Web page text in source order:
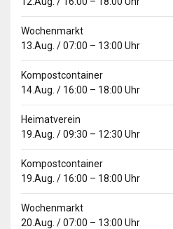
Wochenmarkt
13.Aug. /07:00 – 13:00 Uhr
Kompostcontainer
14.Aug. / 16:00 – 18:00 Uhr
Heimatverein
19.Aug. /09:30 – 12:30 Uhr
Kompostcontainer
19.Aug. / 16:00 – 18:00 Uhr
Wochenmarkt
20.Aug. /07:00 – 13:00 Uhr